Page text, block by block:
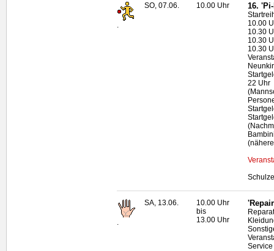
SO, 07.06. 10.00 Uhr 16.
10.00
10.30
10.30
10.30
22 Uhr
SA, 13.06.
10.00 Uhr
bis
13.00 Uhr